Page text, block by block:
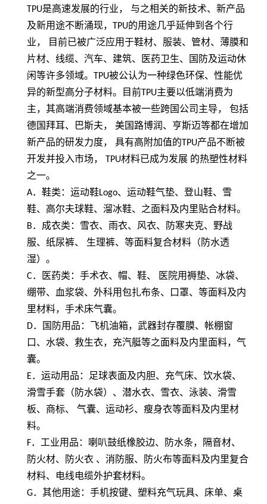
TPU是高速发展的行业， 与之相关的新技术、新产品
及新用途不断涌现， TPU的用途几乎延伸到各个行
业， 目前已被广泛应用于鞋材、服装、管材、薄膜和
片材、线缆、汽车、建筑、医药卫生、国防及运动休
闲等许多领域。 TPU被公认为一种绿色环保、性能优
异的新型高分子材料。目前TPU主要以低端消费为
主，其高端消费领域基本被一些跨国公司主导， 包括
德国拜耳、巴斯夫， 美国路博润、亨斯迈等都在增加
新产品的研发力度， 具有高附加值的TPU产品不断被
开发并投入市场， TPU材料已成为发展 的热塑性材料
之一。
A．鞋类：运动鞋Logo、运动鞋气垫、登山鞋、雪
鞋、高尔夫球鞋、溜冰鞋、之面料及内里贴合材料。
B．成衣类：雪衣、雨衣、风衣、防寒夹克、野战
服、纸尿裤、 生理裤、等面料复合材料（防水透
湿）。
C．医药类：手术衣、帽、鞋、 医院用褥垫、冰袋、
绷带、血浆袋、外科用包扎布条、口罩、等面料及内
里材料，手术床气囊。
D．国防用品：飞机油箱，武器封存覆膜、帐棚窗
口、水袋、救生衣，充汽艇等之面料及内里面料，气
囊。
E．运动用品：足球表面及内胆、充气床、饮水袋、
滑雪手套（防水袋）、潜水衣、雪衣、泳装、滑雪
板、商标、 气囊、运动衫、瘦身衣等面料及内里材
料。
F．工业用品：喇叭鼓纸橡胶边、防水条，隔音材、
防火材、防火衣 、消防服、防火布等面料及内里复合
材料、电线电缆外护套材料。
G．其他用途：手机按键、塑料充气玩具、床单、桌